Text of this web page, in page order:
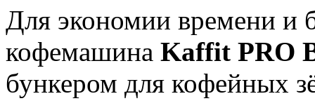
Для экономии времени и
кофемашина Kaffit PRO
бункером для кофейных